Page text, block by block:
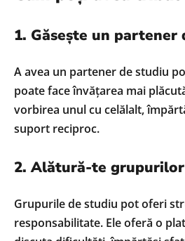
1. Găsește un partener
A avea un partener de studiu
poate face învățarea mai
vorbirea unul cu celălalt,
suport reciproc.
2. Alătură-te
Grupurile de studiu pot oferi
responsabilitate. Ele oferă o